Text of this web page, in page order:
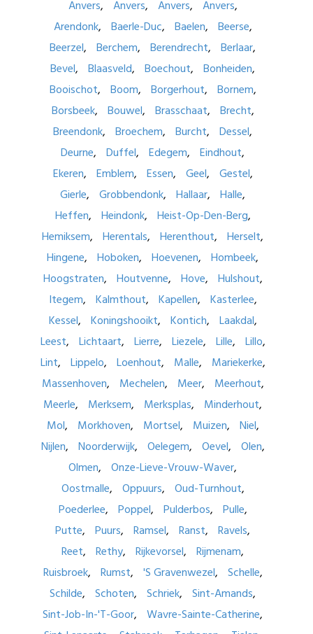
Anvers Anvers Anvers
Anvers
Arendonk
Baerle-Duc Baelen
Beerse
Beerzel
Berchem Berendrecht
Berlaar
Bevel
Blaasveld Boechout
Bonheiden
Booischot
Boom Borgerhout
Bornem
Borsbeek
Bouwel Brasschaat
Brecht
Breendonk
Broechem Burcht
Dessel
Deurne
Duffel Edegem
Eindhout
Ekeren
Emblem Essen Geel
Gestel
Gierle
Grobbendonk Hallaar
Halle
Heffen
Heindonk
Heist-Op-Den-Berg
Hemiksem
Herentals Herenthout
Herselt
Hingene
Hoboken Hoevenen
Hombeek
Hoogstraten
Houtvenne Hove
Hulshout
Itegem
Kalmthout Kapellen
Kasterlee
Kessel
Koningshooikt Kontich
Laakdal
Leest
Lichtaart Lierre Liezele Lille
Lillo
Lint
Lippelo Loenhout Malle
Mariekerke
Massenhoven
Mechelen Meer
Meerhout
Meerle
Merksem Merksplas
Minderhout
Mol
Morkhoven Mortsel Muizen
Niel
Nijlen
Noorderwijk Oelegem Oevel
Olen
Olmen
Onze-Lieve-Vrouw-Waver
Oostmalle
Oppuurs
Oud-Turnhout
Poederlee
Poppel Pulderbos
Pulle
Putte
Puurs Ramsel Ranst
Ravels
Reet
Rethy Rijkevorsel
Rijmenam
Ruisbroek
Rumst 'S Gravenwezel
Schelle
Schilde
Schoten Schriek
Sint-Amands
Sint-Job-In-'T-Goor
Wavre-Sainte-Catherine